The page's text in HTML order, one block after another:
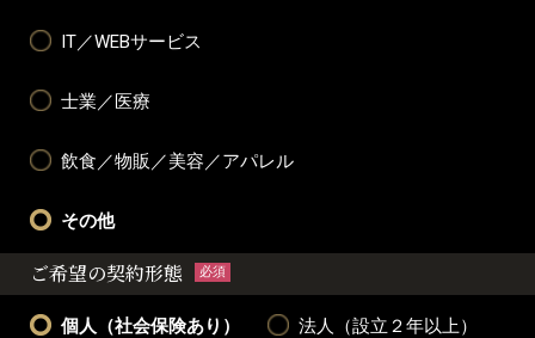
IT／WEBサービス
士業／医療
飲食／物販／美容／アパレル
その他
ご希望の契約形態 必須
個人（社会保険あり） 法人（設立２年以上）